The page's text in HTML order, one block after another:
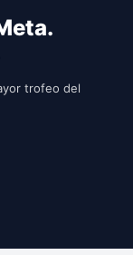
trofeo del